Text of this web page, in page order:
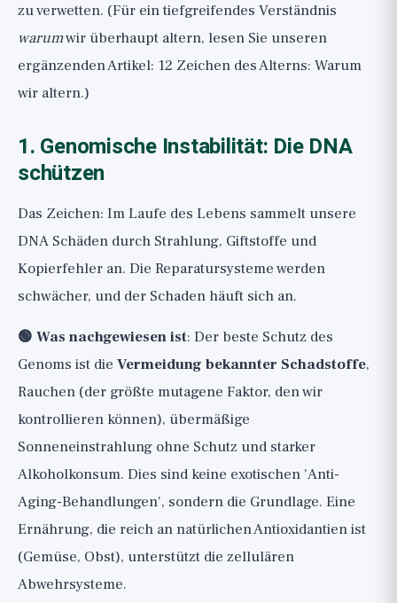
zu verwetten. (Für ein tiefgreifendes Verständnis
warumwir überhaupt altern, lesen Sie unseren
ergänzenden Artikel: 12 Zeichen des Alterns: Warum
wir altern.)
1. Genomische Instabilität: Die DNA
schützen
Das Zeichen: Im Laufe des Lebens sammelt unsere
DNA Schäden durch Strahlung, Giftstoffe und
Kopierfehler an. Die Reparatursysteme werden
schwächer, und der Schaden häuft sich an.
🟢 Was nachgewiesen ist: Der beste Schutz des
Genoms ist die Vermeidung bekannter Schadstoffe,
Rauchen (der größte mutagene Faktor, den wir
kontrollieren können), übermäßige
Sonneneinstrahlung ohne Schutz und starker
Alkoholkonsum. Dies sind keine exotischen 'Anti-
Aging-Behandlungen', sondern die Grundlage. Eine
Ernährung, die reich an natürlichen Antioxidantien ist
(Gemüse, Obst), unterstützt die zellulären
Abwehrsysteme.